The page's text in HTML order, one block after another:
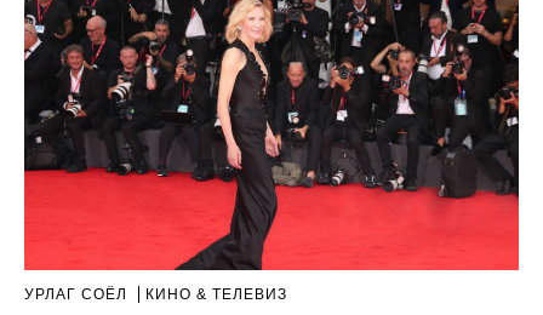
УРЛАГ СОЁЛ КИНО & ТЕЛЕВИЗ